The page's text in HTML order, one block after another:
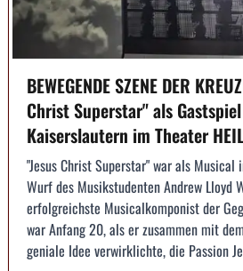
BEWEGENDE SZENE DER
Christ Superstar" als
Kaiserslautern im Theater
"Jesus Christ Superstar" war als Musical
Wurf des Musikstudenten Andrew Lloyd
erfolgreichste Musicalkomponist der
war Anfang 20, als er zusammen mit
geniale Idee verwirklichte, die Passion